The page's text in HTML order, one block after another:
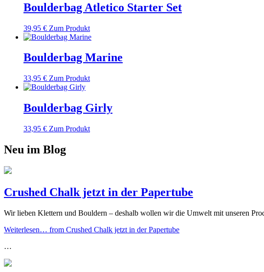
Boulderbag Atletico Starter Set
39,95 € Zum Produkt
Boulderbag Marine
33,95 € Zum Produkt
Boulderbag Girly
33,95 € Zum Produkt
Neu im Blog
Crushed Chalk jetzt in der Papertube
Wir lieben Klettern und Bouldern – deshalb wollen wir die Umwelt mit unseren
Weiterlesen… from Crushed Chalk jetzt in der Papertube
…